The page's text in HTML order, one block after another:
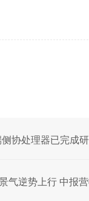
协处理器已完成
气逆势上行 中报